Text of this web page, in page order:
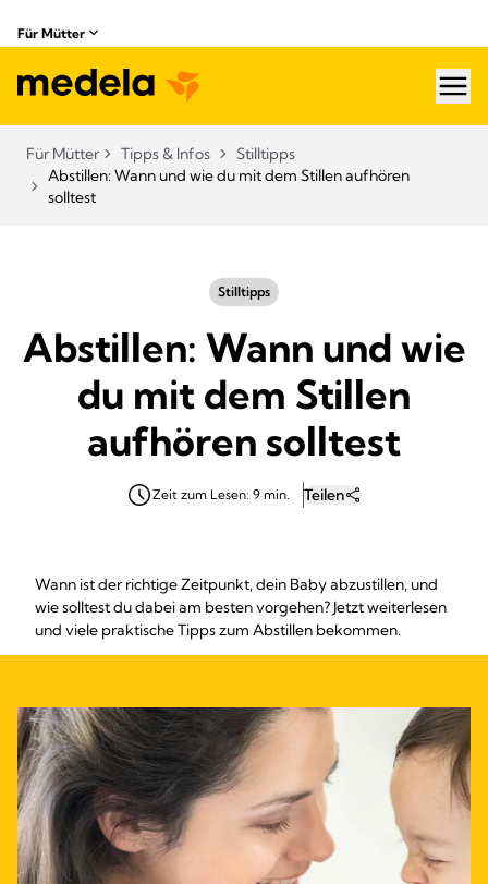
Für Mütter
Für Mütter Tipps & Infos
Stilltipps
Abstillen: Wann und wie du mit dem Stillen aufhören
solltest
Stilltipps
Abstillen: Wann und wie
du mit dem Stillen
aufhören solltest
Zeit zum Lesen: 9 min. Teilen
Wann ist der richtige Zeitpunkt, dein Baby abzustillen, und
wie solltest du dabei am besten vorgehen? Jetzt weiterlesen
und viele praktische Tipps zum Abstillen bekommen.